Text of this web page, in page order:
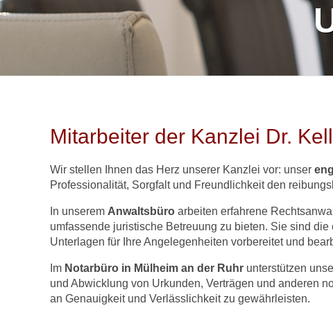
Mitarbeiter der Kanzlei Dr.
Wir stellen Ihnen das Herz unserer Kanzlei vor: unser
Professionalität, Sorgfalt und Freundlichkeit den
In unserem Anwaltsbüro arbeiten erfahrene
umfassende juristische Betreuung zu bieten. Sie sind
Unterlagen für Ihre Angelegenheiten vorbereitet und
Im Notarbüro in Mülheim an der Ruhr unterstützen
und Abwicklung von Urkunden, Verträgen und anderen
an Genauigkeit und Verlässlichkeit zu gewährleisten.